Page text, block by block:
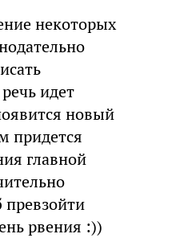
некоторых
идет
новый
придется
главной
рвения :))